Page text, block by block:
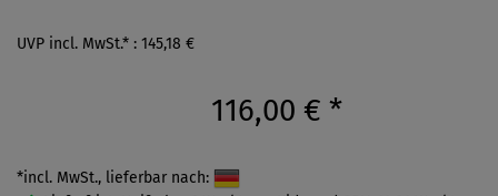
UVP incl. MwSt.* : 145,18 €
116,00 € *
*incl. MwSt., lieferbar nach: